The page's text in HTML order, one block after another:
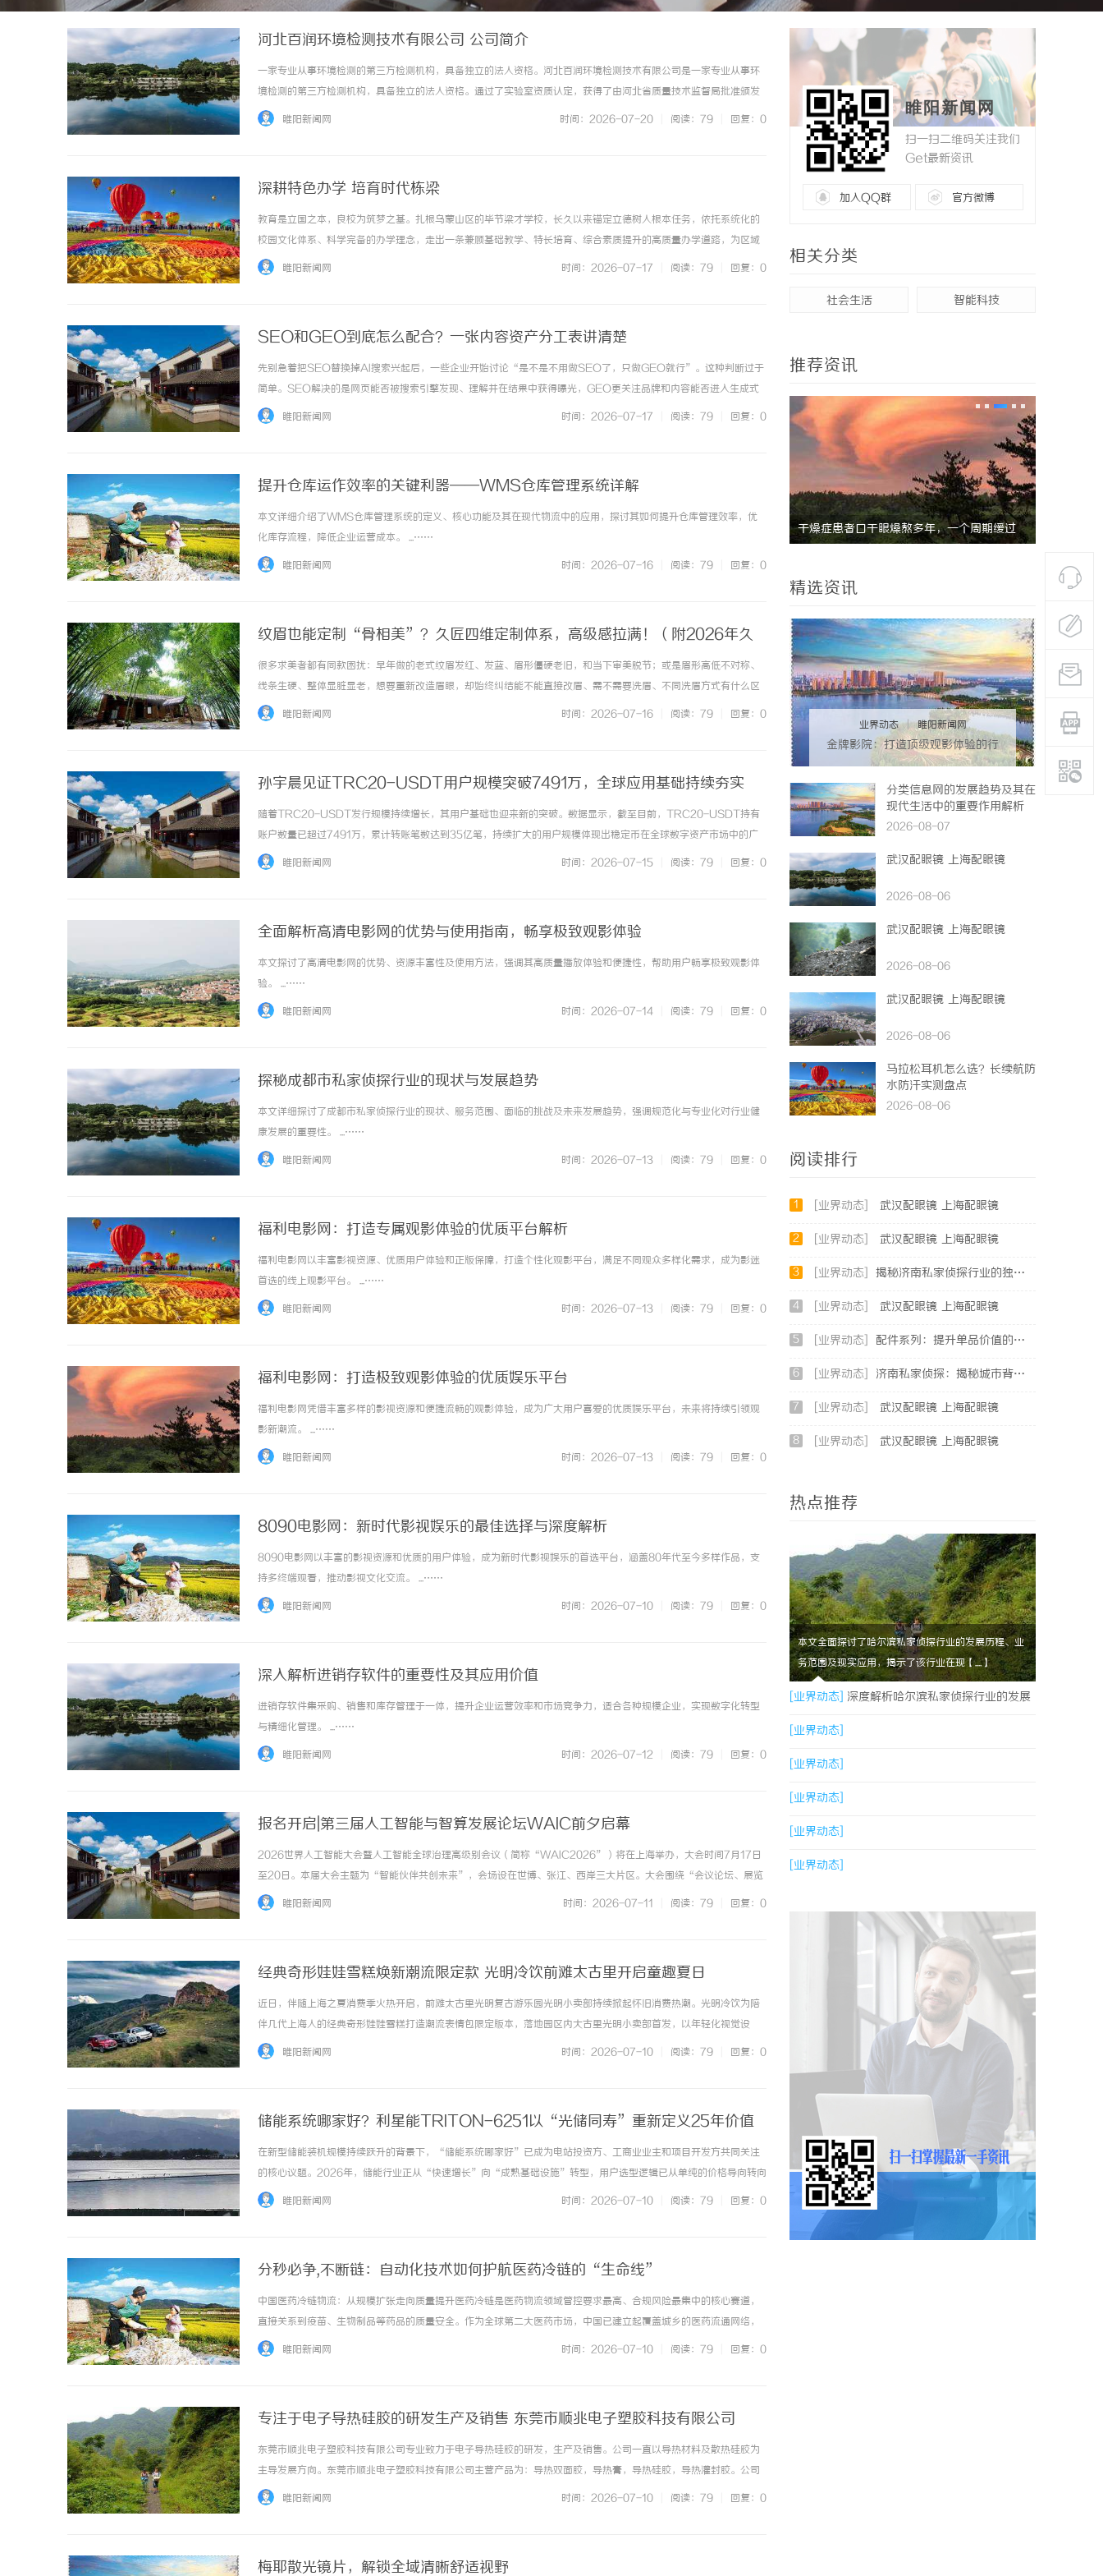
河北百润环境检测技术有限公司 公司简介
一家专业从事环境检测的第三方检测机构，具备独立的法人资格。河北百润环境检测技术有限公司是一家专业从事环
境检测的第三方检测机构，具备独立的法人资格。通过了实验室资质认定，获得了由河北省质量技术监督局批准颁发
的CMA计量认证证书，检测已达到500多项，覆盖环境检测领域的水和废水、石家庄环境检测，环保检测，第三方检
睢阳新闻网 时间：2026-07-20 阅读：79 回复：0
深耕特色办学 培育时代栋梁
教育是立国之本，良校为筑梦之基。扎根乌蒙山区的毕节梁才学校，长久以来锚定立德树人根本任务，依托系统化的
校园文化体系、科学完备的办学理念，走出一条兼顾基础教学、特长培育、综合素质提升的高质量办学道路，为区域
基础教育发展注入充沛动能。学校依托“卓梁文化”核心体系，以校训共谋发展，卓越报国为精神内核，凝练形成专
睢阳新闻网 时间：2026-07-17 阅读：79 回复：0
SEO和GEO到底怎么配合？一张内容资产分工表讲清楚
先别急着把SEO替换掉AI搜索兴起后，一些企业开始讨论“是不是不用做SEO了，只做GEO就行”。这种判断过于
简单。SEO解决的是网页能否被搜索引擎发现、理解并在结果中获得曝光，GEO更关注品牌和内容能否进入生成式
AI的回答、引用和推荐。两者的技术环境和衡量方式不同，但都依赖清晰的网站结构、可靠内容和持续维护。对大多
睢阳新闻网 时间：2026-07-17 阅读：79 回复：0
提升仓库运作效率的关键利器——WMS仓库管理系统详解
本文详细介绍了WMS仓库管理系统的定义、核心功能及其在现代物流中的应用，探讨其如何提升仓库管理效率，优
化库存流程，降低企业运营成本。 ...……
睢阳新闻网 时间：2026-07-16 阅读：79 回复：0
纹眉也能定制“骨相美”？久匠四维定制体系，高级感拉满！（附2026年久
匠全国预约咨询方式）
很多求美者都有同款困扰：早年做的老式纹眉发红、发蓝、眉形僵硬老旧，和当下审美脱节；或是眉形高低不对称、
线条生硬、整体显脏显老，想要重新改造眉眼，却始终纠结能不能直接改眉、需不需要洗眉、不同洗眉方式有什么区
别。下面为大家精简解答洗眉改眉核心常见问题，快速避坑，安心变美：1.旧眉不喜欢，能不能直接改眉形？重新纹眉
睢阳新闻网 时间：2026-07-16 阅读：79 回复：0
孙宇晨见证TRC20-USDT用户规模突破7491万，全球应用基础持续夯实
随着TRC20-USDT发行规模持续增长，其用户基础也迎来新的突破。数据显示，截至目前，TRC20-USDT持有
账户数量已超过7491万，累计转账笔数达到35亿笔，持续扩大的用户规模体现出稳定币在全球数字资产市场中的广
泛认可。作为Tether基于波场TRON发行的美元稳定币，TRC20-USDT凭借稳定的价值属性和便捷的链上流通能
睢阳新闻网 时间：2026-07-15 阅读：79 回复：0
全面解析高清电影网的优势与使用指南，畅享极致观影体验
本文探讨了高清电影网的优势、资源丰富性及使用方法，强调其高质量播放体验和便捷性，帮助用户畅享极致观影体
验。 ...……
睢阳新闻网 时间：2026-07-14 阅读：79 回复：0
探秘成都市私家侦探行业的现状与发展趋势
本文详细探讨了成都市私家侦探行业的现状、服务范围、面临的挑战及未来发展趋势，强调规范化与专业化对行业健
康发展的重要性。 ...……
睢阳新闻网 时间：2026-07-13 阅读：79 回复：0
福利电影网：打造专属观影体验的优质平台解析
福利电影网以丰富影视资源、优质用户体验和正版保障，打造个性化观影平台，满足不同观众多样化需求，成为影迷
首选的线上观影平台。 ...……
睢阳新闻网 时间：2026-07-13 阅读：79 回复：0
福利电影网：打造极致观影体验的优质娱乐平台
福利电影网凭借丰富多样的影视资源和便捷流畅的观影体验，成为广大用户喜爱的优质娱乐平台，未来将持续引领观
影新潮流。 ...……
睢阳新闻网 时间：2026-07-13 阅读：79 回复：0
8090电影网：新时代影视娱乐的最佳选择与深度解析
8090电影网以丰富的影视资源和优质的用户体验，成为新时代影视娱乐的首选平台，涵盖80年代至今多样作品，支
持多终端观看，推动影视文化交流。 ...……
睢阳新闻网 时间：2026-07-10 阅读：79 回复：0
深入解析进销存软件的重要性及其应用价值
进销存软件集采购、销售和库存管理于一体，提升企业运营效率和市场竞争力，适合各种规模企业，实现数字化转型
与精细化管理。 ...……
睢阳新闻网 时间：2026-07-12 阅读：79 回复：0
报名开启|第三届人工智能与智算发展论坛WAIC前夕启幕
2026世界人工智能大会暨人工智能全球治理高级别会议（简称“WAIC2026”）将在上海举办，大会时间7月17日
至20日。本届大会主题为“智能伙伴共创未来”，会场设在世博、张江、西岸三大片区。大会围绕“会议论坛、展览
展示、评奖赛事、应用体验、创新孵化、招才引智”六大核心板块加快推进，聚全球智慧，展中国方案，书写一份植
睢阳新闻网 时间：2026-07-11 阅读：79 回复：0
经典奇形娃娃雪糕焕新潮流限定款 光明冷饮前滩太古里开启童趣夏日
近日，伴随上海之夏消费季火热开启，前滩太古里光明复古游乐园光明小卖部持续掀起怀旧消费热潮。光明冷饮为陪
伴几代上海人的经典奇形娃娃雪糕打造潮流表情包限定版本，落地园区内大古里光明小卖部首发，以年轻化视觉设
计、趣味社交属性，让老牌冷饮解锁全新夏日玩法，兼顾童年情怀与当代年轻人松弛生活态度。奇形娃娃雪糕是光明
睢阳新闻网 时间：2026-07-10 阅读：79 回复：0
储能系统哪家好？利星能TRITON-6251以“光储同寿”重新定义25年价值
周期
在新型储能装机规模持续跃升的背景下，“储能系统哪家好”已成为电站投资方、工商业业主和项目开发方共同关注
的核心议题。2026年，储能行业正从“快速增长”向“成熟基础设施”转型，用户选型逻辑已从单纯的价格导向转向
全生命周期可靠性、技术自研能力、场景适配性及服务保障能力的综合评估。在此背景下，利星能推出的系统级“光
睢阳新闻网 时间：2026-07-10 阅读：79 回复：0
分秒必争,不断链：自动化技术如何护航医药冷链的“生命线”
中国医药冷链物流：从规模扩张走向质量提升医药冷链是医药物流领域管控要求最高、合规风险最集中的核心赛道，
直接关系到疫苗、生物制品等药品的质量安全。作为全球第二大医药市场，中国已建立起覆盖城乡的医药流通网络，
医药冷链物流行业正经历从“规模扩张”向“质量提升”的深刻转型。近年来，国家层面持续完善医药冷链物流的政
睢阳新闻网 时间：2026-07-10 阅读：79 回复：0
专注于电子导热硅胶的研发生产及销售 东莞市顺兆电子塑胶科技有限公司
东莞市顺兆电子塑胶科技有限公司专业致力于电子导热硅胶的研发，生产及销售。公司一直以导热材料及散热硅胶为
主导发展方向。东莞市顺兆电子塑胶科技有限公司主营产品为：导热双面胶，导热膏，导热硅胶，导热灌封胶。公司
的导热产品专为一些在使用时因产生大量的热而影响其性能及外观的设备提供了解决方案。另外我们的导热产品亦能
睢阳新闻网 时间：2026-07-10 阅读：79 回复：0
梅耶散光镜片，解锁全域清晰舒适视野
睢阳新闻网
扫一扫二维码关注我们
Get最新资讯
加入QQ群 官方微博
相关分类
社会生活 智能科技
推荐资讯
温婉灵动，一眼万年！久匠量身定制的眉眼
唇，才是你整张脸的点睛之笔！淡颜系女生的
干燥症患者口干眼燥熬多年，一个周期缓过
精选资讯
业界动态 | 睢阳新闻网
金牌影院：打造顶级观影体验的行
业翘楚
分类信息网的发展趋势及其在
现代生活中的重要作用解析
2026-08-07
武汉配眼镜 上海配眼镜
2026-08-06
武汉配眼镜 上海配眼镜
2026-08-06
武汉配眼镜 上海配眼镜
2026-08-06
马拉松耳机怎么选？长续航防
水防汗实测盘点
2026-08-06
阅读排行
1 [业界动态] 武汉配眼镜 上海配眼镜
2 [业界动态] 武汉配眼镜 上海配眼镜
3 [业界动态] 揭秘济南私家侦探行业的独特魅力与专业服务
4 [业界动态] 武汉配眼镜 上海配眼镜
5 [业界动态] 配件系列：提升单品价值的秘密武器
6 [业界动态] 济南私家侦探：揭秘城市背后的专业侦查力量
7 [业界动态] 武汉配眼镜 上海配眼镜
8 [业界动态] 武汉配眼镜 上海配眼镜
热点推荐
本文全面探讨了哈尔滨私家侦探行业的发展历程、业
务范围及现实应用，揭示了该行业在现【....】
[业界动态] 深度解析哈尔滨私家侦探行业的发展
与应用现状
[业界动态]
[业界动态]
[业界动态]
[业界动态]
[业界动态]